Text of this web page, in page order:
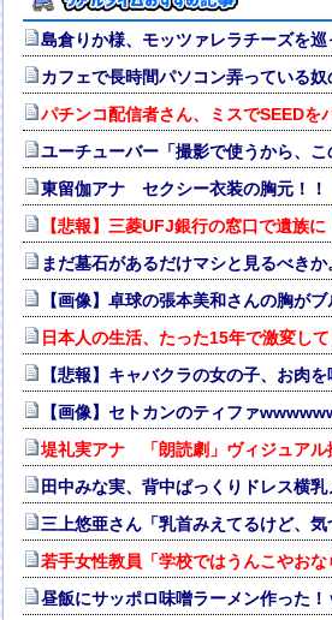
島倉りか様、モッツァレラチーズを
カフェで長時間パソコン弄っている奴
パチンコ配信者さん、ミスでSEED
ユーチューバー「撮影で使うから、
東留伽アナ セクシー衣装の胸元！！
【悲報】三菱UFJ銀行の窓口で遺族
まだ墓石があるだけマシと見るべきか
【画像】卓球の張本美和さんの胸
日本人の生活、たった15年で激変し
【悲報】キャバクラの女の子、お肉
【画像】セトカンのティファ
堤礼実アナ 「朗読劇」ヴィジュアル
田中みな実、背中ぱっくりドレス横
三上悠亜さん「乳首みえてるけど、
若手女性教員「学校ではうんこやおな
昼飯にサッポロ味噌ラーメン作った